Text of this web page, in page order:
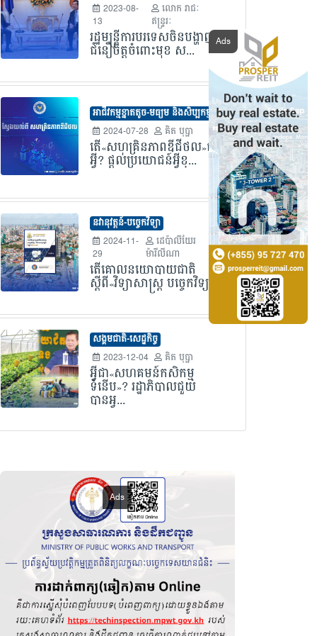
2023-08-
13
លោក​ រាជៈ
ឥន្រ្ទរៈ
រដ្ឋមន្រ្តីការបរទេសចិនបង្ហាញ
ជំនឿចិត្តចំពោះមុខ ស...
អាជីវកម្មខ្នាតតូច-មធ្យម និងសិប្បកម្ម
2024-07-28
គិត បុប្ផា
តើ«សហគ្រិនភាពឌីជីថល»ជា
អ្វី? ផ្តល់ប្រយោជន៍អ្វីខ្...
នវានុវត្តន៍-បច្ចេកវិទ្យា
2024-11-
29
ដេប៉ាលីយែរ
ម៉ារីលីណា
តើគោលនយោបាយជាតិ
ស្តីពី«វិទ្យាសាស្ត្រ បច្ចេកវិទ្យ...
សង្គមជាតិ-សេដ្ឋកិច្ច
2023-12-04
គិត បុប្ផា
អ្វីជា«សហគមន៍កសិកម្ម
ទំនើប»? រដ្ឋាភិបាលជួយ
បានអ្វ...